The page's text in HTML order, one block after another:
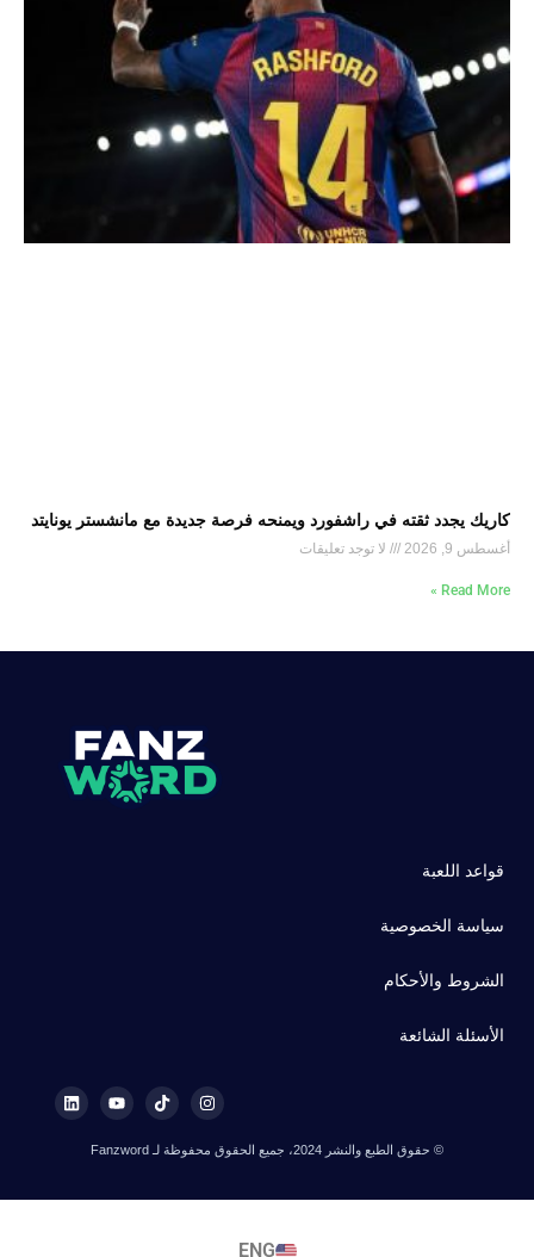
كاريك يجدد ثقته في راشفورد ويمنحه فرصة جديدة مع مانشستر يونايتد
أغسطس 9, 2026 لا توجد تعليقات
Read More »
قواعد اللعبة
سياسة الخصوصية
الشروط والأحكام
الأسئلة الشائعة
© حقوق الطبع والنشر 2024، جميع الحقوق محفوظة لـ Fanzword
ENG